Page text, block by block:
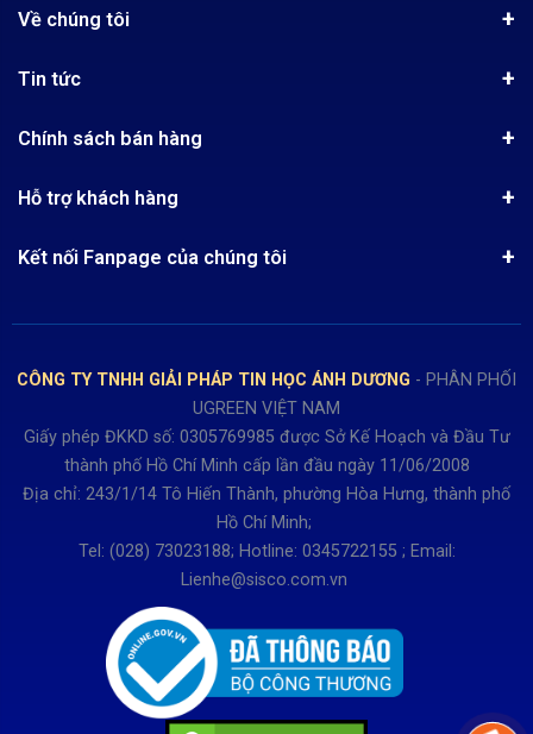
Về chúng tôi
Quy chế hoạt động
Tra cứu đơn hàng
Tin tức
Công nghệ - Sản phẩm mới
Review sản phẩm
Chính sách bán hàng
Chính sách Hủy, Đổi, Trả hàng
Hướng dẫn đăng ký tài khoản
Hỗ trợ khách hàng
Thời gian làm việc từ Thứ 2- Thứ 7
Buổi chiều từ 13h15 đến 17h30
Thứ 7 làm đến 15h30 chiều.
Kết nối Fanpage của chúng tôi
CÔNG TY TNHH GIẢI PHÁP TIN HỌC ÁNH DƯƠNG - PHÂN PHỐI
UGREEN VIỆT NAM
Giấy phép ĐKKD số: 0305769985 được Sở Kế Hoạch và Đầu Tư
thành phố Hồ Chí Minh cấp lần đầu ngày 11/06/2008
Địa chỉ: 243/1/14 Tô Hiến Thành, phường Hòa Hưng, thành phố
Hồ Chí Minh;
Tel: (028) 73023188; Hotline: 0345722155 ; Email:
Lienhe@sisco.com.vn